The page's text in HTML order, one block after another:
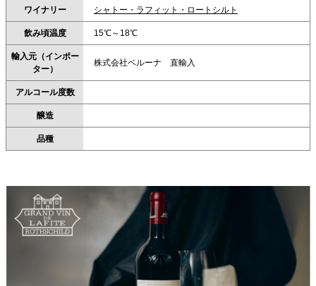
ワイナリー シャトー・ラフィット・ロートシルト
飲み頃温度 15℃～18℃
輸入元（インポー
ター）
株式会社ベルーナ 直輸入
アルコール度数
醸造
品種